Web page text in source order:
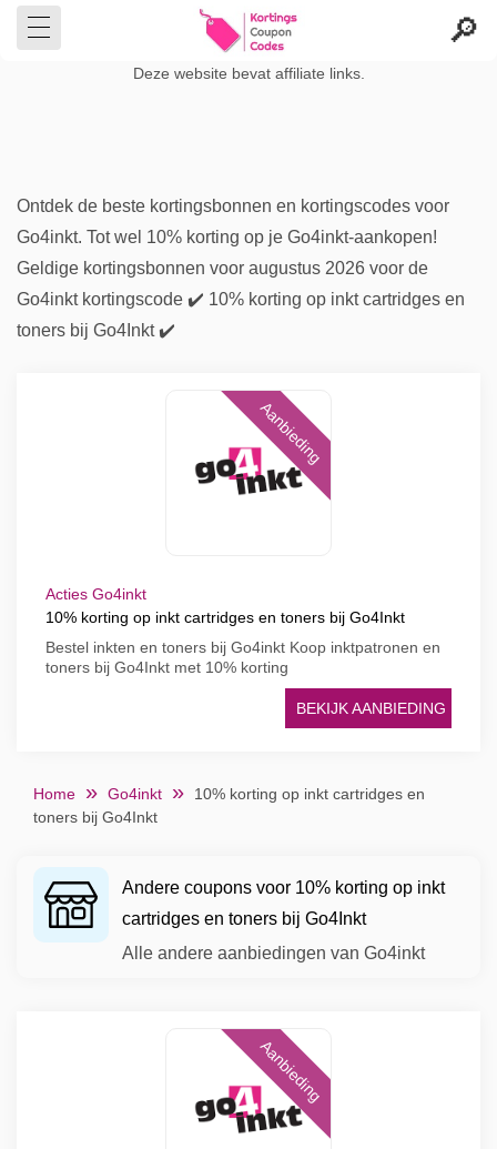
Deze website bevat affiliate links.
Ontdek de beste kortingsbonnen en kortingscodes voor
Go4inkt. Tot wel 10% korting op je Go4inkt-aankopen!
Geldige kortingsbonnen voor augustus 2026 voor de
Go4inkt kortingscode ✔️ 10% korting op inkt cartridges en
toners bij Go4Inkt ✔️
Aanbieding
Acties Go4inkt
10% korting op inkt cartridges en toners bij Go4Inkt
Bestel inkten en toners bij Go4inkt Koop inktpatronen en
toners bij Go4Inkt met 10% korting
BEKIJK AANBIEDING
Home Go4inkt
10% korting op inkt cartridges en
toners bij Go4Inkt
Andere coupons voor 10% korting op inkt
cartridges en toners bij Go4Inkt
Alle andere aanbiedingen van Go4inkt
Aanbieding